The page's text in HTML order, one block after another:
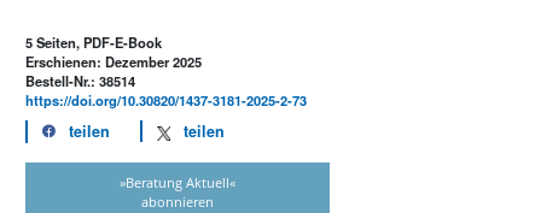
5 Seiten, PDF-E-Book
Erschienen: Dezember 2025
Bestell-Nr.: 38514
https://doi.org/10.30820/1437-3181-2025-2-73
teilen teilen
»Beratung Aktuell«
abonnieren